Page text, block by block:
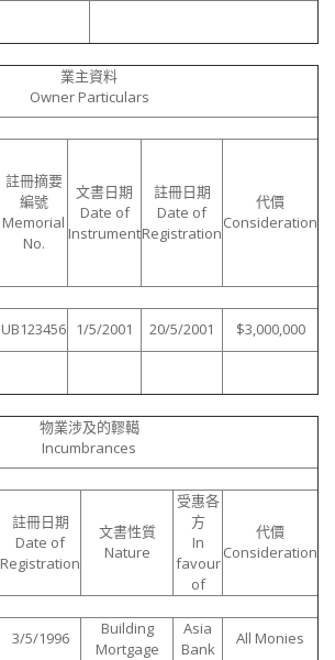
業主資料
Owner Particulars
註冊摘要
編號
Memorial
No.
文書日期
Date of
Instrument
註冊日期
Date of
Registration
代價
Consideration
UB123456 1/5/2001 20/5/2001
$3,000,000
物業涉及的轇轕
Incumbrances
註冊日期
Date of
Registration
文書性質
Nature
受惠各
方
In
favour
of
代價
Consideration
3/5/1996
Building
Mortgage
Asia
Bank
All Monies